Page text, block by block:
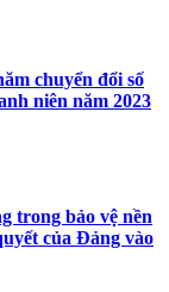
chuyển đổi số
niên năm 2023
trong bảo vệ nền
của Đảng vào